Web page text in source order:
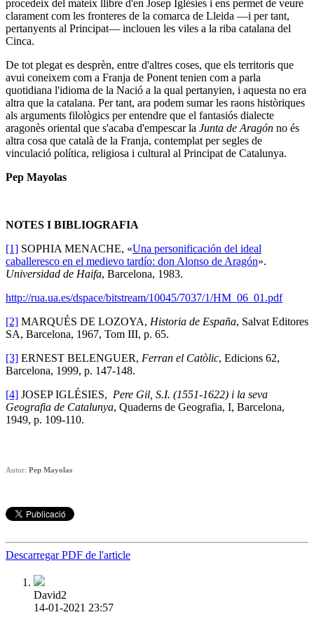
procedeix del mateix llibre d'en Josep Iglésies i ens permet de veure
clarament com les fronteres de la comarca de Lleida —i per tant,
pertanyents al Principat— inclouen les viles a la riba catalana del
Cinca.
De tot plegat es desprèn, entre d'altres coses, que els territoris que
avui coneixem com a Franja de Ponent tenien com a parla
quotidiana l'idioma de la Nació a la qual pertanyien, i aquesta no era
altra que la catalana. Per tant, ara podem sumar les raons històriques
als arguments filològics per entendre que el fantasiós dialecte
aragonès oriental que s'acaba d'empescar la Junta de Aragón no és
altra cosa que català de la Franja, contemplat per segles de
vinculació política, religiosa i cultural al Principat de Catalunya.
Pep Mayolas
NOTES I BIBLIOGRAFIA
[1] SOPHIA MENACHE, «Una personificación del ideal
caballeresco en el medievo tardío: don Alonso de Aragón».
Universidad de Haifa, Barcelona, 1983.
http://rua.ua.es/dspace/bitstream/10045/7037/1/HM_06_01.pdf
[2] MARQUÉS DE LOZOYA, Historia de España, Salvat Editores
SA, Barcelona, 1967, Tom III, p. 65.
[3] ERNEST BELENGUER, Ferran el Catòlic, Edicions 62,
Barcelona, 1999, p. 147-148.
[4] JOSEP IGLÉSIES, Pere Gil, S.I. (1551-1622) i la seva
Geografia de Catalunya, Quaderns de Geografia, I, Barcelona,
1949, p. 109-110.
Autor: Pep Mayolas
Descarregar PDF de l'article
David2
14-01-2021 23:57